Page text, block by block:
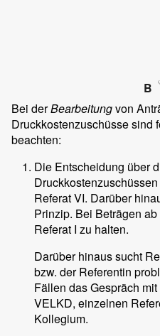
B
Bei derBearbeitungvon
Druckkostenzuschüsse sind
beachten:
Die Entscheidung über
Referat VI. Darüber
Prinzip. Bei Beträgen
Referat I zu halten.
Darüber hinaus sucht
bzw. der Referentin
Fällen das Gespräch
VELKD, einzelnen
Kollegium.